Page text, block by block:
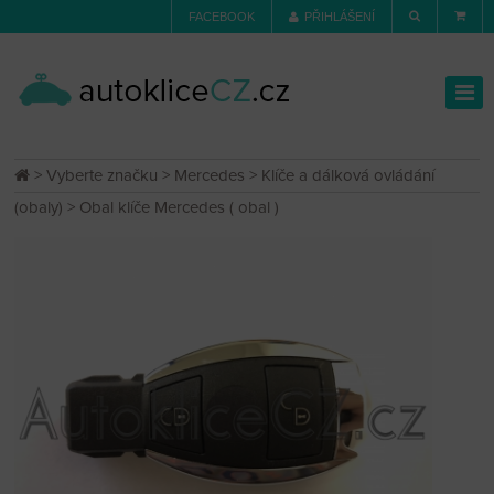
FACEBOOK PŘIHLÁŠENÍ
>Vyberte značku > Mercedes > Klíče a dálková ovládání
(obaly) > Obal klíče Mercedes ( obal )